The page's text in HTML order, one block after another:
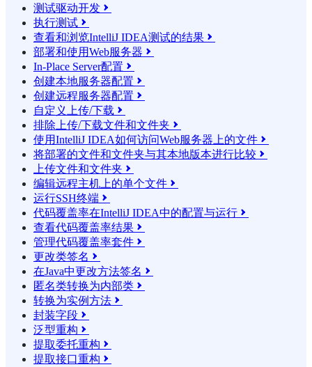
测试驱动开发 
执行测试 
查看和浏览IntelliJ IDEA测试的结果 
部署和使用Web服务器 
In-Place Server配置 
创建本地服务器配置 
创建远程服务器配置 
自定义上传/下载 
排除上传/下载文件和文件夹 
使用IntelliJ IDEA如何访问Web服务器上的文件 
将部署的文件和文件夹与其本地版本进行比较 
上传文件和文件夹 
编辑远程主机上的单个文件 
运行SSH终端 
代码覆盖率在IntelliJ IDEA中的配置与运行 
查看代码覆盖率结果 
管理代码覆盖率套件 
更改类签名 
在Java中更改方法签名 
匿名类转换为内部类 
转换为实例方法 
封装字段 
泛型重构 
提取委托重构 
提取接口重构 